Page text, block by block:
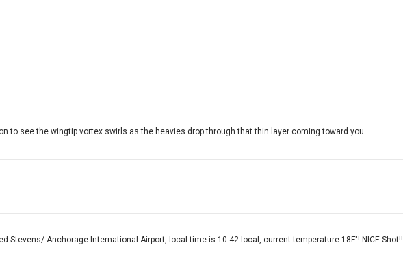
to see the wingtip vortex swirls as the heavies drop through that thin layer coming toward you.
Stevens/ Anchorage International Airport, local time is 10:42 local, current temperature 18F"! NICE Shot!!